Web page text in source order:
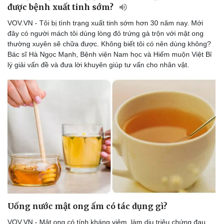
được bệnh xuất tinh sớm?
VOV.VN - Tôi bị tình trạng xuất tinh sớm hơn 30 năm nay. Mới
đây có người mách tôi dùng lòng đỏ trứng gà trộn với mật ong
thường xuyên sẽ chữa được. Không biết tôi có nên dùng không?
Bác sĩ Hà Ngọc Mạnh, Bệnh viện Nam học và Hiếm muộn Việt Bỉ
lý giải vấn đề và đưa lời khuyên giúp tư vấn cho nhân vật.
Uống nước mật ong ấm có tác dụng gì?
VOV.VN - Mật ong có tính kháng viêm, làm dịu triệu chứng đau